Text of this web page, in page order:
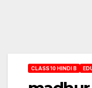
CLASS 10 HINDI B